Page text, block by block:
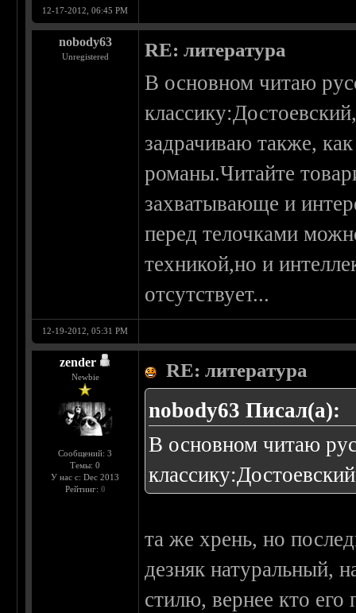
12-17-2012, 06:45 PM
nobody63
Unregistered RE: литература
В основном читаю
задрачиваю также,
романы.Читайте
захватывающе и
перед телочками
техникой,но и
отсутствует...
12-19-2012, 05:31 PM
zender
Newbie
Сообщений: 3
Темы: 0
У нас с: Dec 2013
Рейтинг: 0
RE: литература
nobody63 Писал(а):
В основном читаю
та же хрень, но
дезняк натуральный,
стилю, вернее кто его